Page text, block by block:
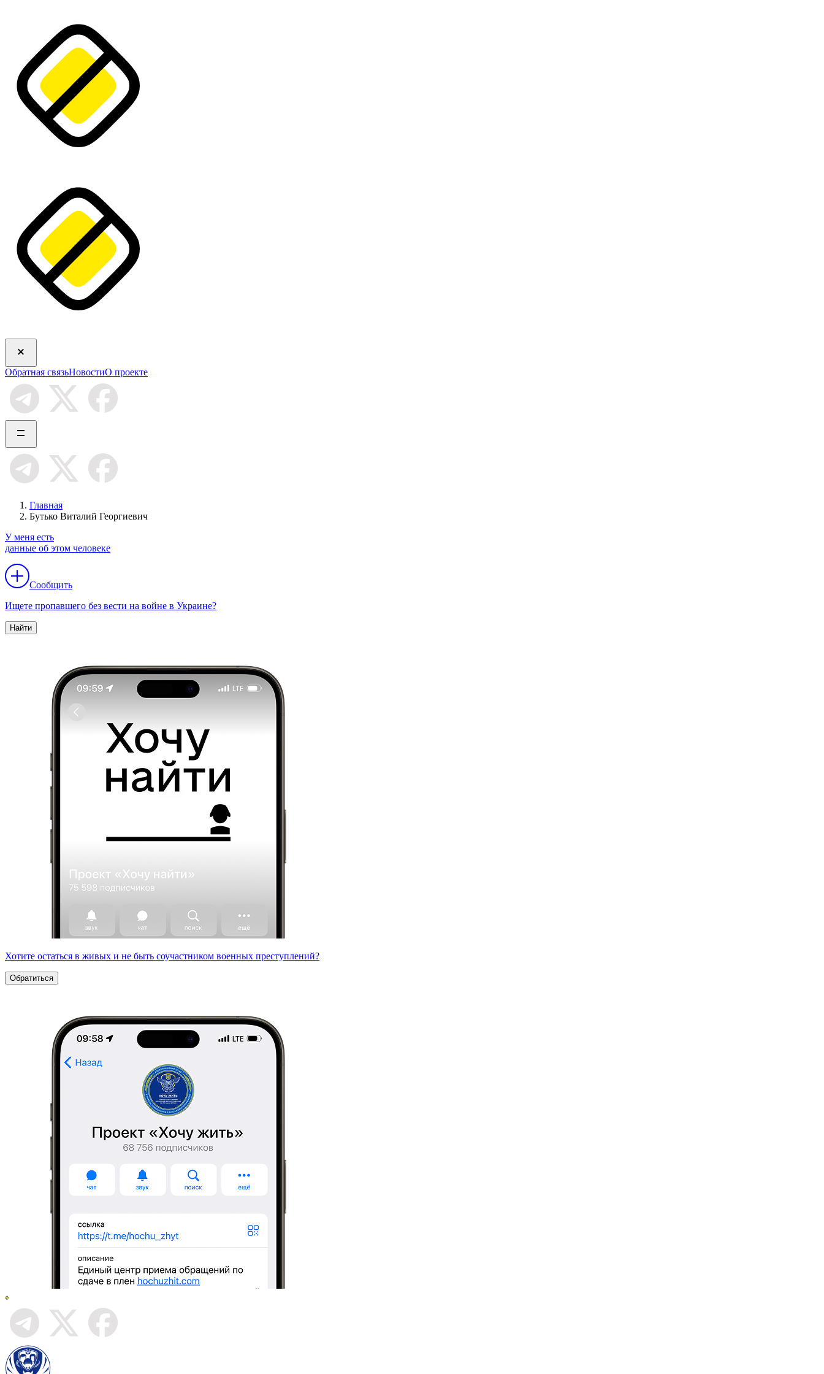
Обратная связьНовостиО проекте
Главная
Бутько Виталий Георгиевич
У меня есть
данные об этом человеке
Сообщить
Ищете пропавшего без вести на войне в Украине?
Найти
Хотите остаться в живых и не быть соучастником военных преступлений?
Обратиться